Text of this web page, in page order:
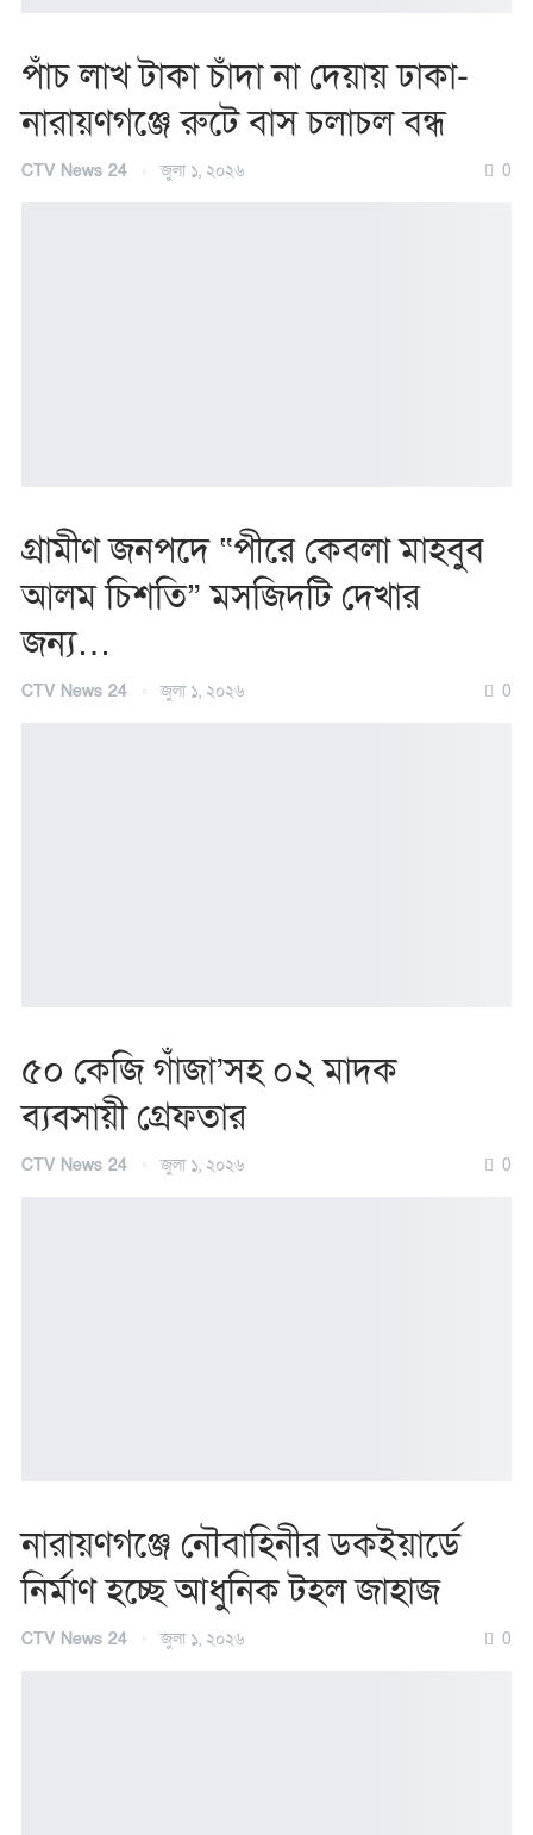
পাঁচ লাখ টাকা চাঁদা না দেয়ায় ঢাকা-
নারায়ণগঞ্জে রুটে বাস চলাচল বন্ধ
CTV News 24 জুলা ১, ২০২৬ 0
গ্রামীণ জনপদে “পীরে কেবলা মাহবুব
আলম চিশতি” মসজিদটি দেখার
জন্য…
CTV News 24 জুলা ১, ২০২৬ 0
৫০ কেজি গাঁজা’সহ ০২ মাদক
ব্যবসায়ী গ্রেফতার
CTV News 24 জুলা ১, ২০২৬ 0
নারায়ণগঞ্জে নৌবাহিনীর ডকইয়ার্ডে
নির্মাণ হচ্ছে আধুনিক টহল জাহাজ
CTV News 24 জুলা ১, ২০২৬ 0